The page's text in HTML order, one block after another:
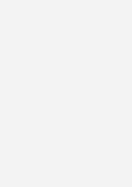
von uns
und